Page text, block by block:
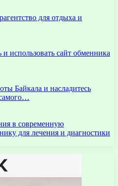
для отдыха и
использовать сайт обменника
Байкала и насладитесь
в современную
для лечения и диагностики